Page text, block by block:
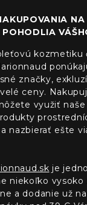
NA
kozmetiku
značky,
ceny.
využiť naše
nazbierať ešte
je
niekoľko vysoko
a dodanie už